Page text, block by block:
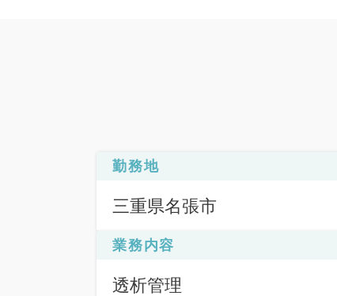
勤務地
三重県名張市
業務内容
透析管理